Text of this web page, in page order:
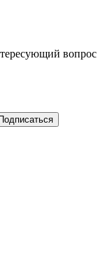
вопрос
Подписаться